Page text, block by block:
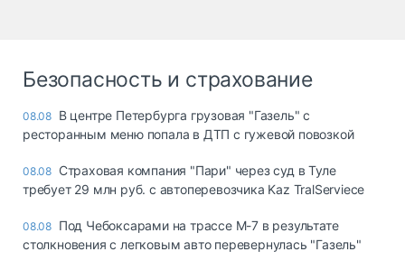
Безопасность и страхование
08.08 В центре Петербурга грузовая "Газель" с
ресторанным меню попала в ДТП с гужевой повозкой
08.08 Страховая компания "Пари" через суд в Туле
требует 29 млн руб. с автоперевозчика Kaz TralServiece
08.08 Под Чебоксарами на трассе М-7 в результате
столкновения с легковым авто перевернулась "Газель"